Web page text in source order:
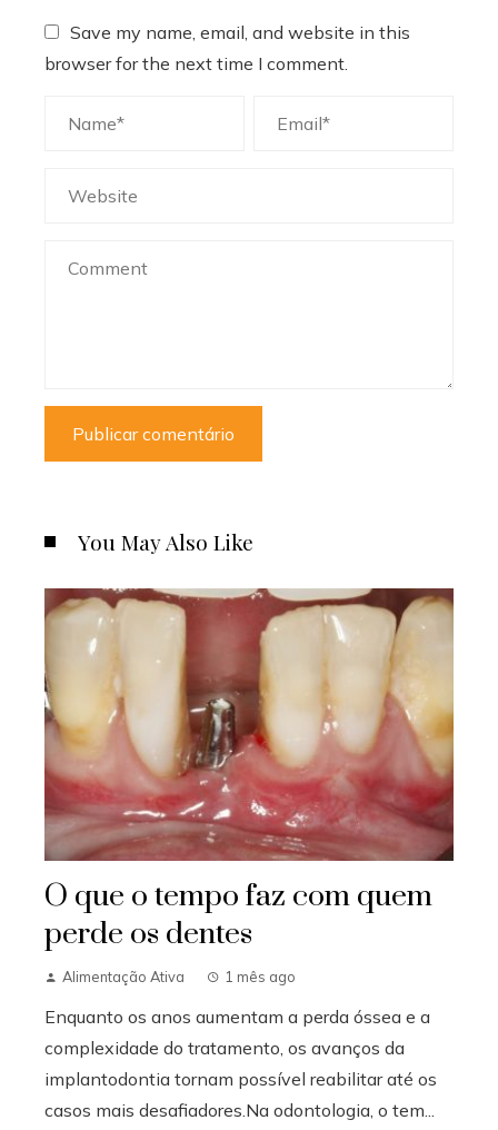
Save my name, email, and website in this
browser for the next time I comment.
You May Also Like
O que o tempo faz com quem
perde os dentes
Alimentação Ativa 1 mês ago
Enquanto os anos aumentam a perda óssea e a
complexidade do tratamento, os avanços da
implantodontia tornam possível reabilitar até os
casos mais desafiadores.Na odontologia, o tem...